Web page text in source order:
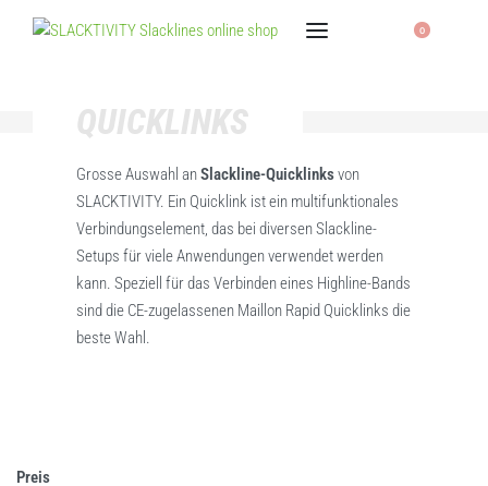
0
QUICKLINKS
Grosse Auswahl anSlackline-Quicklinksvon
SLACKTIVITY. Ein Quicklink ist ein multifunktionales
Verbindungselement, das bei diversen Slackline-
Setups für viele Anwendungen verwendet werden
kann. Speziell für das Verbinden eines Highline-Bands
sind die CE-zugelassenen Maillon Rapid Quicklinks die
beste Wahl.
Preis